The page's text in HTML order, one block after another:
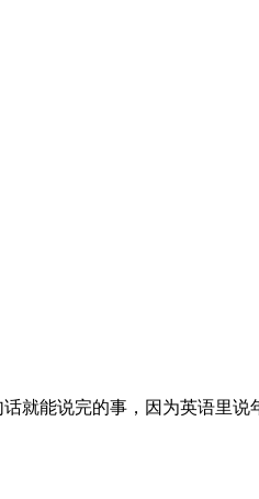
就能说完的事，因为英语里说